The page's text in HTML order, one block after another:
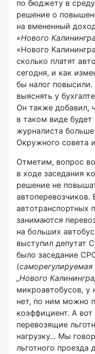
по бюджету в
решение о
на вмененный
«Нового
«Нового
сколько платят
сегодня, и как
бы налог повысили.
выяснять у
Он также добавил,
в таком виде будет
журналиста больше
Окружного совета
Отметим, вопрос
в ходе заседания
решение не
автоперевозчиков.
автотранспортных
занимаются
на больших
выступил депутат
было заседание
(
„Нового
микроавтобусов, у
нет, по ним можно
коэффициент. А
перевозящие
нагрузку... Мы
льготного проезда